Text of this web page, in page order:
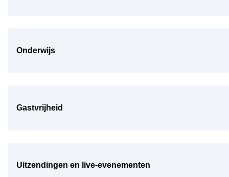
Onderwijs
Gastvrijheid
Uitzendingen en live-evenementen